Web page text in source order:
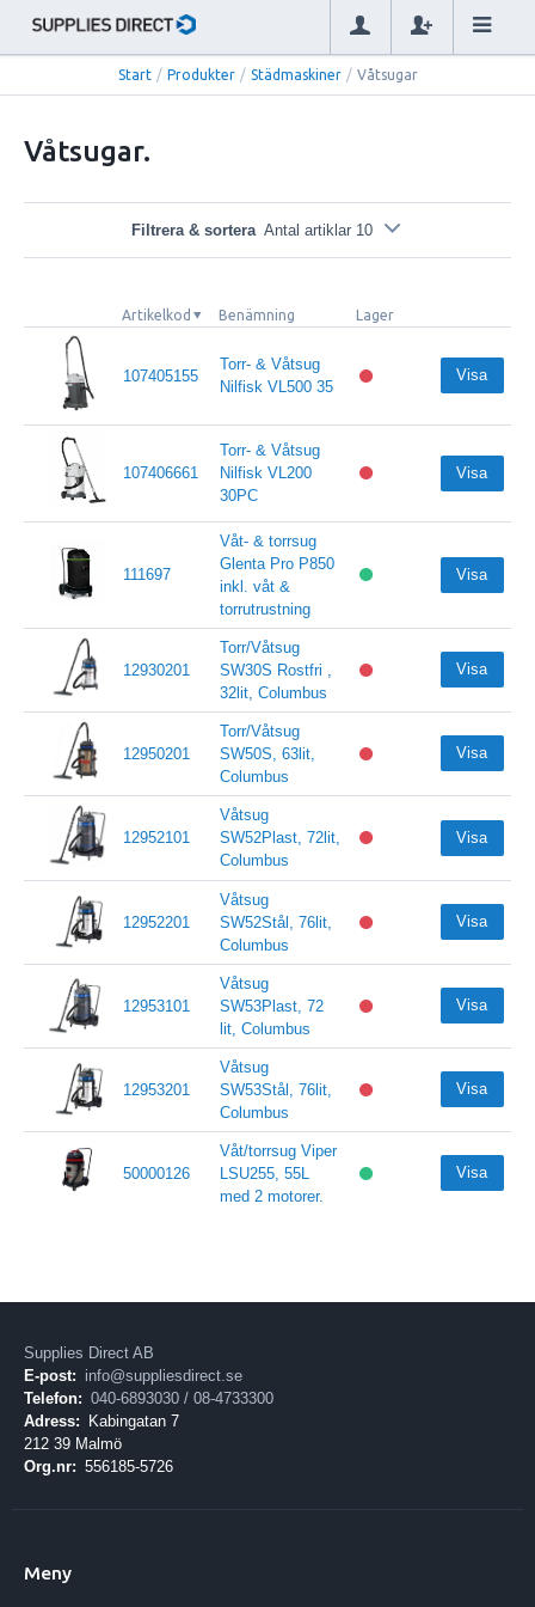
Start / Produkter / Städmaskiner / Våtsugar
Våtsugar.
Filtrera & sortera Antal artiklar 10
Artikelkod Benämning Lager
107405155
Torr- & Våtsug
Nilfisk VL500 35
Visa
107406661
Torr- & Våtsug
Nilfisk VL200
30PC
Visa
111697
Våt- & torrsug
Glenta Pro P850
inkl. våt &
torrutrustning
Visa
12930201
Torr/Våtsug
SW30S Rostfri ,
32lit, Columbus
Visa
12950201
Torr/Våtsug
SW50S, 63lit,
Columbus
Visa
12952101
Våtsug
SW52Plast, 72lit,
Columbus
Visa
12952201
Våtsug
SW52Stål, 76lit,
Columbus
Visa
12953101
Våtsug
SW53Plast, 72
lit, Columbus
Visa
12953201
Våtsug
SW53Stål, 76lit,
Columbus
Visa
50000126
Våt/torrsug Viper
LSU255, 55L
med 2 motorer.
Visa
Supplies Direct AB
E-post: info@suppliesdirect.se
Telefon: 040-6893030 / 08-4733300
Adress:
Kabingatan 7
212 39 Malmö
Org.nr: 556185-5726
Meny